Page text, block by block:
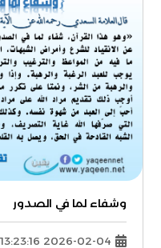
وشفاء لما في الصدور
2026-02-04 13:23:16